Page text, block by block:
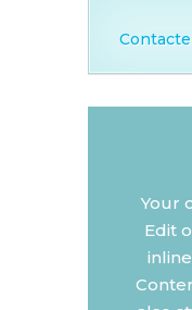
Your
Edit